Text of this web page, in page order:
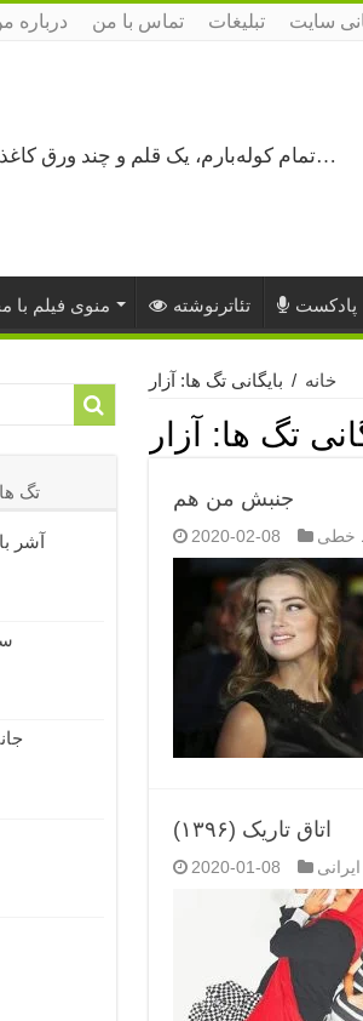
درباره تماس با من تبلیغات سایت
تمام کوله‌بارم، یک قلم و چند ورق کاغذ، می‌گذرم از هزار و یک راه نرفته…
منوی فیلم با تئاترنوشته پادکست
خانه / بایگانی تگ ها: آزار
تگ ها: آزار
جنبش من هم
2020-02-08 خطی
اتاق تاریک (۱۳۹۶)
2020-01-08 ایرانی
تگ ها
آشر